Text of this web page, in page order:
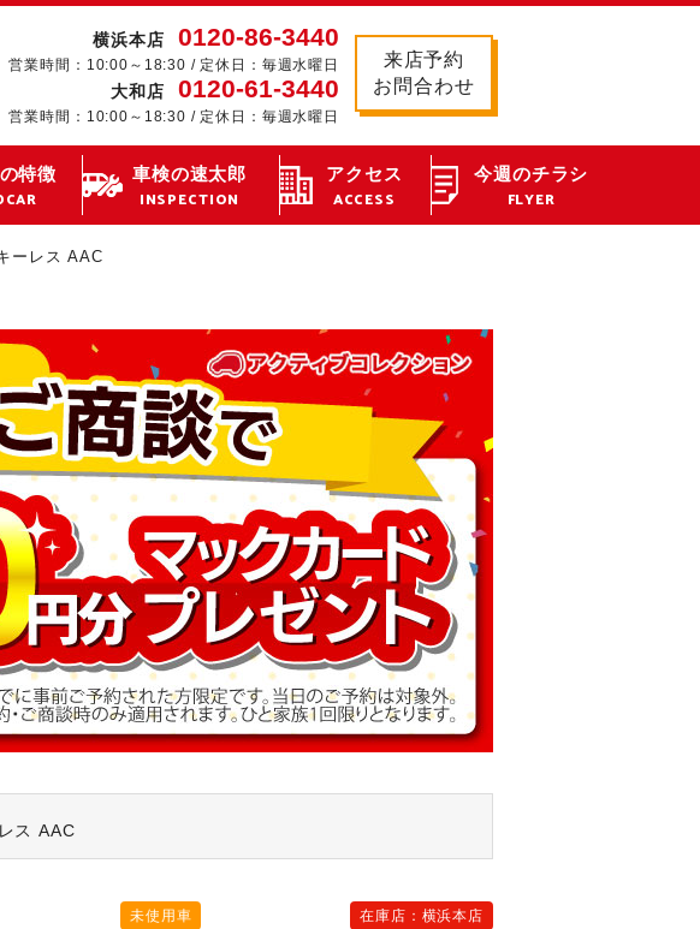
横浜本店 0120-86-3440
営業時間：10:00～18:30 / 定休日：毎週水曜日
大和店 0120-61-3440
営業時間：10:00～18:30 / 定休日：毎週水曜日
来店予約
お問合わせ
特徴 車検の速太郎
INSPECTION
アクセス
ACCESS
今週のチラシ
FLYER
ーレス AAC
ス AAC
在庫店：横浜本店
未使用車